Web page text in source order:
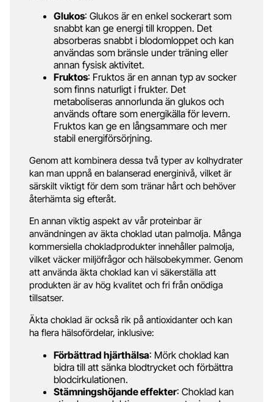
Glukos: Glukos är en enkel sockerart som
snabbt kan ge energi till kroppen. Det
absorberas snabbt i blodomloppet och kan
användas som bränsle under träning eller
annan fysisk aktivitet.
Fruktos: Fruktos är en annan typ av socker
som finns naturligt i frukter. Det
metaboliseras annorlunda än glukos och
används oftare som energikälla för levern.
Fruktos kan ge en långsammare och mer
stabil energiförsörjning.
Genom att kombinera dessa två typer av kolhydrater
kan man uppnå en balanserad energinivå, vilket är
särskilt viktigt för dem som tränar hårt och behöver
återhämta sig efteråt.
En annan viktig aspekt av vår proteinbar är
användningen av äkta choklad utan palmolja. Många
kommersiella chokladprodukter innehåller palmolja,
vilket väcker miljöfrågor och hälsobekymmer. Genom
att använda äkta choklad kan vi säkerställa att
produkten är av hög kvalitet och fri från onödiga
tillsatser.
Äkta choklad är också rik på antioxidanter och kan
ha flera hälsofördelar, inklusive:
Förbättrad hjärthälsa: Mörk choklad kan
bidra till att sänka blodtrycket och förbättra
blodcirkulationen.
Stämningshöjande effekter: Choklad kan